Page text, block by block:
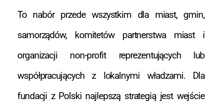
To nabór przede wszystkim dla miast, gmin,
samorządów, komitetów partnerstwa miast i
organizacji non-profit reprezentujących lub
współpracujących z lokalnymi władzami. Dla
fundacji z Polski najlepszą strategią jest wejście